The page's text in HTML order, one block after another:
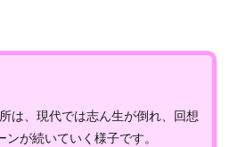
は、現代では志ん生が倒れ、回想
が続いていく様子です。